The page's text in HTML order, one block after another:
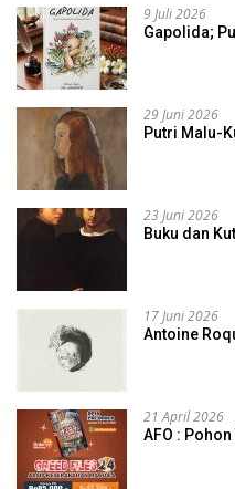
9 Juli 2026
Gapolida;
29 Juni 2026
Putri Malu-
23 Juni 2026
Buku dan
17 Juni 2026
Antoine
21 April 2026
AFO :